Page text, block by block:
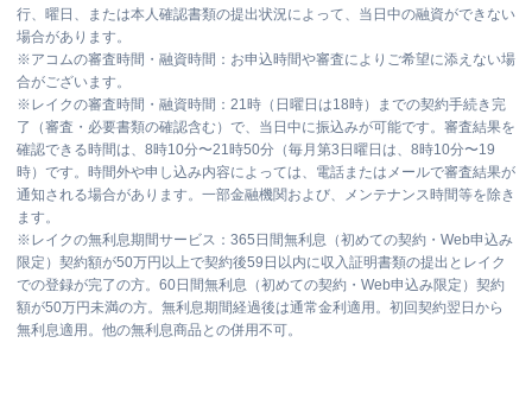
行、曜日、または本人確認書類の提出状況によって、当日中の融資ができない
場合があります。
※アコムの審査時間・融資時間：お申込時間や審査によりご希望に添えない場
合がございます。
※ レイクの審査時間・融資時間：21時（日曜日は18時）までの契約手続き完
了（審査・必要書類の確認含む）で、当日中に振込みが可能です。審査結果を
確認できる時間は、8時10分〜21時50分（毎月第3日曜日は、8時10分〜19
時）です。時間外や申し込み内容によっては、電話またはメールで審査結果が
通知される場合があります。一部金融機関および、メンテナンス時間等を除き
ます。
※ レイクの無利息期間サービス：365日間無利息（初めての契約・Web申込み
限定）契約額が50万円以上で契約後59日以内に収入証明書類の提出とレイク
での登録が完了の方。60日間無利息（初めての契約・Web申込み限定）契約
額が50万円未満の方。無利息期間経過後は通常金利適用。初回契約翌日から
無利息適用。他の無利息商品との併用不可。